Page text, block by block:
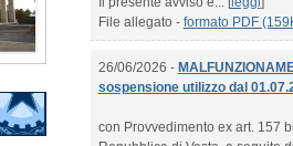
File allegato - formato PDF
26/06/2026 -
sospensione utilizzo dal
con Provvedimento ex art. 157